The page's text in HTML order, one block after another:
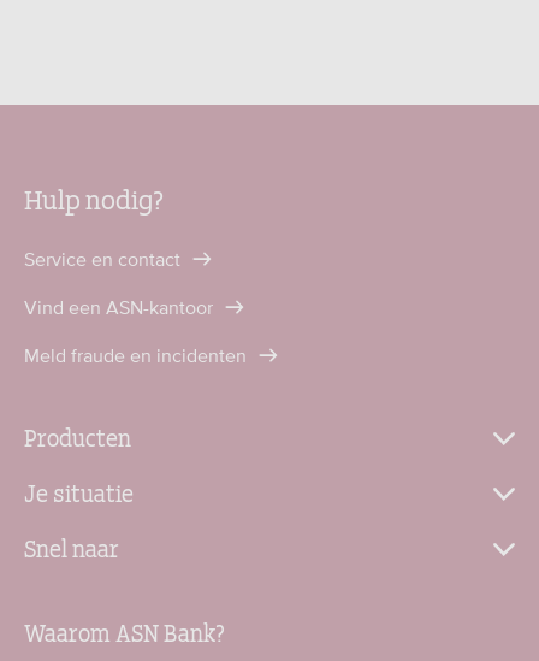
Hulp nodig?
Service en contact
Vind een ASN-kantoor
Meld fraude en incidenten
Producten
Je situatie
Snel naar
Waarom ASN Bank?